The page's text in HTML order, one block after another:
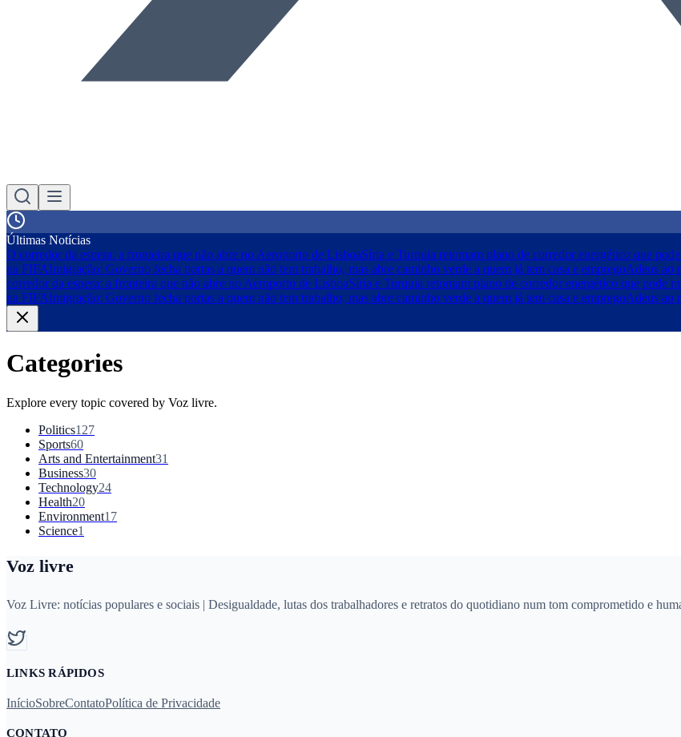
Últimas Notícias
O corredor da espera: a fronteira que não abre no Aeroporto de LisboaSíria e Turquia retomam plano de corredor energético que
na FIFAImigração: Governo fecha portas a quem não tem trabalho, mas abre caminho verde a quem já tem casa e empregoAdeus ao
corredor da espera: a fronteira que não abre no Aeroporto de LisboaSíria e Turquia retomam plano de corredor energético que pode
na FIFAImigração: Governo fecha portas a quem não tem trabalho, mas abre caminho verde a quem já tem casa e empregoAdeus ao
Categories
Explore every topic covered by Voz livre.
Politics127
Sports60
Arts and Entertainment31
Business30
Technology24
Health20
Environment17
Science1
Voz livre
Voz Livre: notícias populares e sociais | Desigualdade, lutas dos trabalhadores e retratos do quotidiano num tom comprometido e
LINKS RÁPIDOS
InícioSobreContatoPolítica de Privacidade
CONTATO